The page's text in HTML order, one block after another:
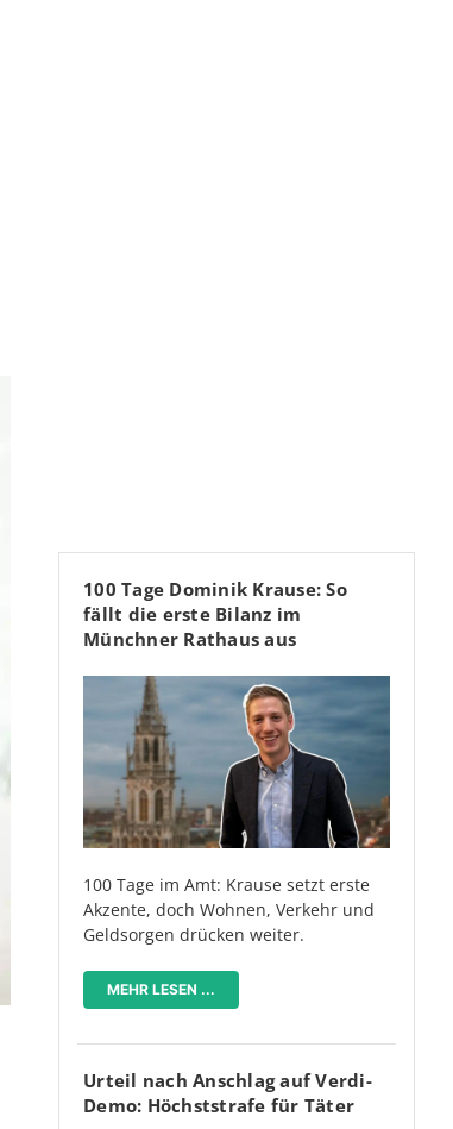
100 Tage Dominik Krause: So
fällt die erste Bilanz im
Münchner Rathaus aus
100 Tage im Amt: Krause setzt erste
Akzente, doch Wohnen, Verkehr und
Geldsorgen drücken weiter.
MEHR LESEN ...
Urteil nach Anschlag auf Verdi-
Demo: Höchststrafe für Täter